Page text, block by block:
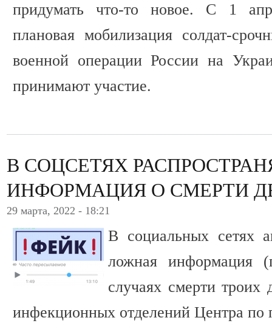
придумать что-то новое. С 1
плановая мобилизация солдат-
военной операции России на
принимают участие.
В СОЦСЕТЯХ
ИНФОРМАЦИЯ О СМЕРТИ
29 марта, 2022 - 18:21
В социальных сетях
ложная информация
случаях смерти троих
инфекционных отделений Центра по